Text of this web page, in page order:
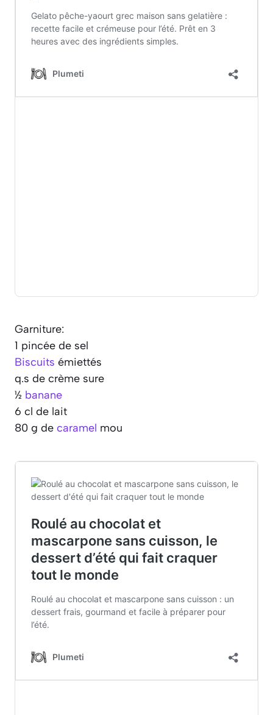
Garniture:
1 pincée de sel
Biscuits émiettés
q.s de crème sure
½ banane
6 cl de lait
80 g de caramel mou